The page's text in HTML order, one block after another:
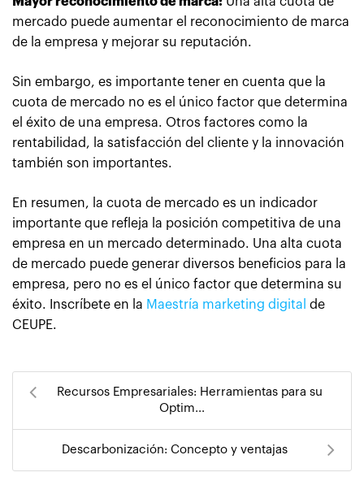
mercado puede aumentar el reconocimiento de marca
de la empresa y mejorar su reputación.
Sin embargo, es importante tener en cuenta que la
cuota de mercado no es el único factor que determina
el éxito de una empresa. Otros factores como la
rentabilidad, la satisfacción del cliente y la innovación
también son importantes.
En resumen, la cuota de mercado es un indicador
importante que refleja la posición competitiva de una
empresa en un mercado determinado. Una alta cuota
de mercado puede generar diversos beneficios para la
empresa, pero no es el único factor que determina su
éxito. Inscríbete en la Maestría marketing digital de
CEUPE.
Recursos Empresariales: Herramientas para su
Optim...
Descarbonización: Concepto y ventajas